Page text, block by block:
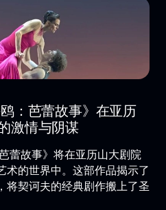
：芭蕾故事》在亚历
激情与阴谋
蕾故事》将在亚历山大剧院
术的世界中。这部作品揭示了
将契诃夫的经典剧作搬上了圣